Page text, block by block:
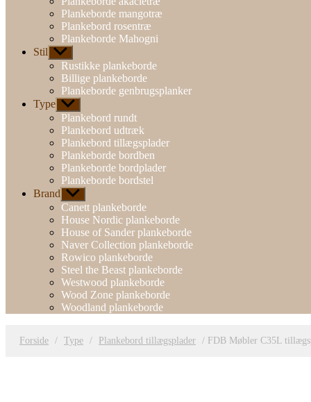
Plankeborde mangotræ
Plankebord rosentræ
Plankeborde Mahogni
Stil Vis
undermenu
Rustikke plankeborde
Billige plankeborde
Plankeborde genbrugsplanker
Type Vis
undermenu
Plankebord rundt
Plankebord udtræk
Plankebord tillægsplader
Plankeborde bordben
Plankeborde bordplader
Plankeborde bordstel
Brand Vis
undermenu
Canett plankeborde
House Nordic plankeborde
House of Sander plankeborde
Naver Collection plankeborde
Rowico plankeborde
Steel the Beast plankeborde
Westwood plankeborde
Wood Zone plankeborde
Woodland plankeborde
Forside / Type / Plankebord tillægsplader / FDB Møbler C35L